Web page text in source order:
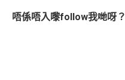
唔係唔入嚟follow我哋呀？